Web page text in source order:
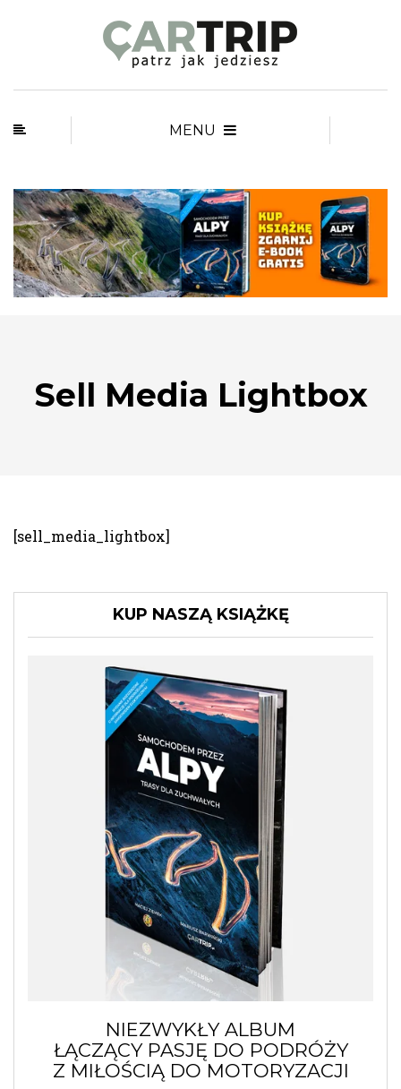
MENU
Sell Media Lightbox
[sell_media_lightbox]
KUP NASZĄ KSIĄŻKĘ
NIEZWYKŁY ALBUM
ŁĄCZĄCY PASJĘ DO PODRÓŻY
Z MIŁOŚCIĄ DO MOTORYZACJI